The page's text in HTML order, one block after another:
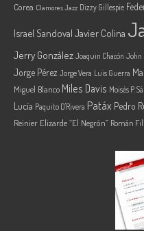
Corea Clamores Jazz Dizzy Gillespie
Israel Sandoval Javier Colina
Jerry González Joaquin Chacón John
Jorge Pérez Jorge Vera Luis Guerra
Miguel Blanco Miles Davis Moisés P.
Lucía Paquito D'Rivera Patáx Pedro
Reinier Elizarde “El Negrón” Román